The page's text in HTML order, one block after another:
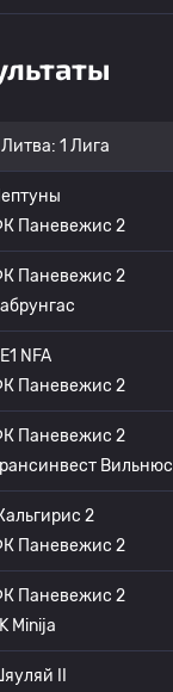
Литва: 1 Лига
Паневежис 2
Паневежис 2
NFA
Паневежис 2
Паневежис 2
Вильнюс
2
Паневежис 2
Паневежис 2
Minija
II